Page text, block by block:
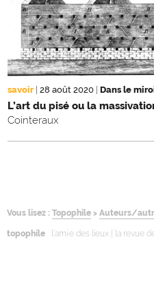
savoir | 28 août 2020 | Dans le
L’art du pisé ou la
Cointeraux
Vous lisez : Topophile > Auteurs/
topophile l’ami·e des lieux | la revue